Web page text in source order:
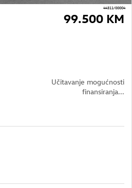
44311/00004
Učitavanje mogućnosti
finansiranja...
99.500 KM